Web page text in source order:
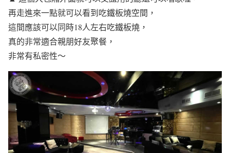
再走進來一點就可以看到吃鐵板燒空間，
這間應該可以同時18人左右吃鐵板燒，
真的非常適合親朋好友聚餐，
非常有私密性～